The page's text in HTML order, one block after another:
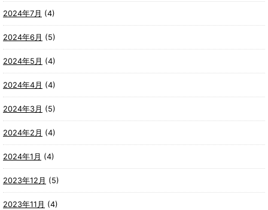
2024年7月 (4)
2024年6月 (5)
2024年5月 (4)
2024年4月 (4)
2024年3月 (5)
2024年2月 (4)
2024年1月 (4)
2023年12月 (5)
2023年11月 (4)